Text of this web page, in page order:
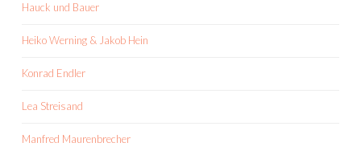
Hauck und Bauer
Heiko Werning & Jakob Hein
Konrad Endler
Lea Streisand
Manfred Maurenbrecher